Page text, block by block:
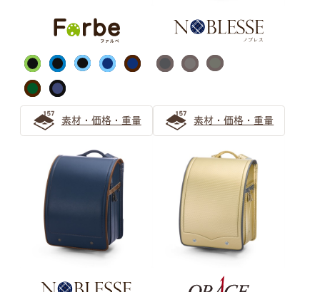
年入学向けの注目の色は？
グレーのランドセルは知的でスタイリッシュ！色味で個性
をプラスしよう
グレーのランドセルがおしゃれで人気！2024年のトレン
ドの予感
ベージュ ランドセルの選び方
ランドセルのベージュは女の子から大人気！
ベージュのランドセルは選び方で印象が変わる！オンリー
ワンのランドセルを見つけよう
安らぎと上品さ 「ピンクベージュ」ランドセルの選び方
素材・価格・重量 素材・価格・重量